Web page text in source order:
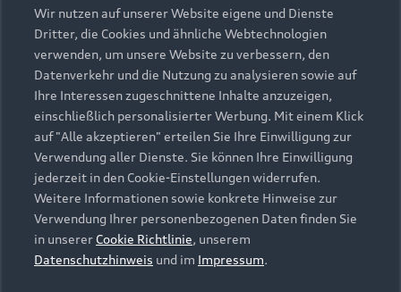
Elektromodelle
Plug-in-Hybride
Neuwagensuche
Gebrauchtwagensuche
Gebrauchtwagen
Finanzierung
Aktionen & Angebote
Geschäftskunden
Saisonale Angebote
Audi Services
Garantie
Audi digital services
myAudi
Support
Kundenservice
Händlersuche
Audi Code
Häufige Fragen (FAQ)
Audi Online Beratung
Über Audi
Unternehmen
Karriere
Investor Relations
Presse & Media Center
© 2026 AUDI AG. Alle Rechte vorbehalten
Wir nutzen auf unserer Website eigene und Dienste
Dritter, die Cookies und ähnliche Webtechnologien
verwenden, um unsere Website zu verbessern, den
Datenverkehr und die Nutzung zu analysieren sowie auf
Ihre Interessen zugeschnittene Inhalte anzuzeigen,
einschließlich personalisierter Werbung. Mit einem Klick
auf "Alle akzeptieren" erteilen Sie Ihre Einwilligung zur
Verwendung aller Dienste. Sie können Ihre Einwilligung
jederzeit in den Cookie-Einstellungen widerrufen.
Weitere Informationen sowie konkrete Hinweise zur
Verwendung Ihrer personenbezogenen Daten finden Sie
in unserer Cookie Richtlinie, unserem
Datenschutzhinweis und im Impressum.